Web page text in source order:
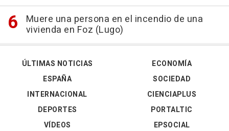
Muere una persona en el incendio de una
vivienda en Foz (Lugo)
ÚLTIMAS NOTICIAS
ESPAÑA
INTERNACIONAL
DEPORTES
VÍDEOS
ECONOMÍA
SOCIEDAD
CIENCIAPLUS
PORTALTIC
EPSOCIAL